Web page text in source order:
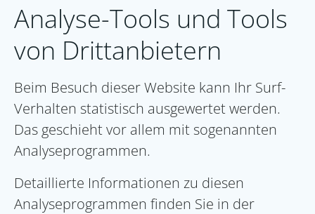
Analyse-Tools und Tools
von Dritt­anbietern
Beim Besuch dieser Website kann Ihr Surf-
Verhalten statistisch ausgewertet werden.
Das geschieht vor allem mit sogenannten
Analyseprogrammen.
Detaillierte Informationen zu diesen
Analyseprogrammen finden Sie in der